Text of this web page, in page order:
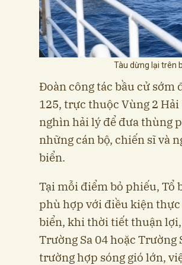
Tàu dừng lại trên
Đoàn công tác bầu cử
125, trực thuộc Vùng 2
nghìn hải lý để đưa thùng
những cán bộ, chiến sĩ và
biển.
Tại mỗi điểm bỏ phiếu, Tổ
phù hợp với điều kiện
biển, khi thời tiết thuận
Trường Sa 04 hoặc
trường hợp sóng gió lớn,